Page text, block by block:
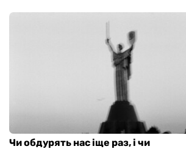
Чи обдурять нас іще раз, і чи